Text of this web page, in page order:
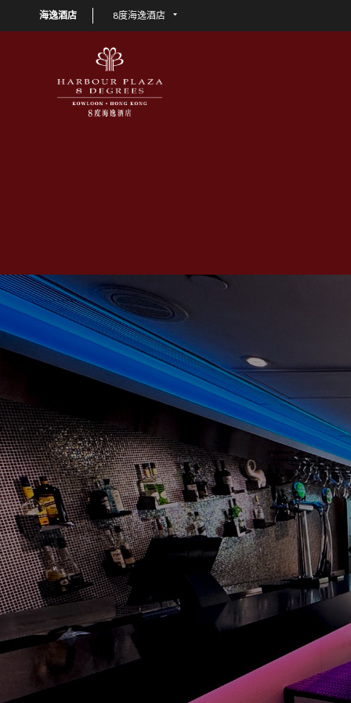
海逸酒店 8度海逸酒店